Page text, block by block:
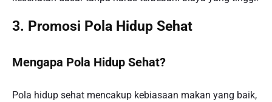
3. Promosi Pola Hidup Sehat
Mengapa Pola Hidup Sehat?
Pola hidup sehat mencakup kebiasaan makan yang baik,